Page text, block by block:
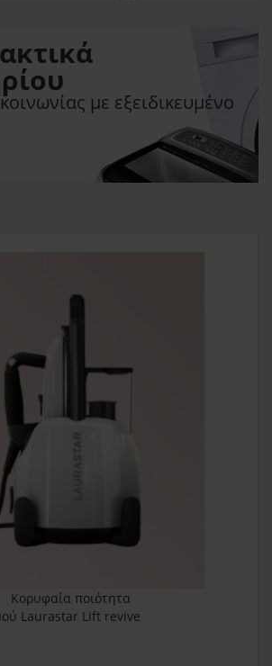
με εξειδικευμένο
Κορυφαία ποιότητα
Laurastar Lift revive